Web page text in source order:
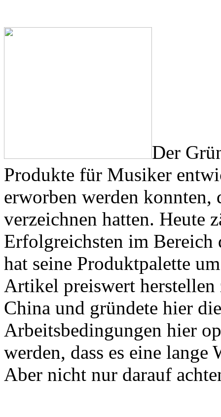
Der
Produkte für Musiker
erworben werden
verzeichnen hatten. Heute
Erfolgreichsten im
hat seine Produktpalette
Artikel preiswert herstellen
China und gründete hier
Arbeitsbedingungen hier
werden, dass es eine
Aber nicht nur darauf